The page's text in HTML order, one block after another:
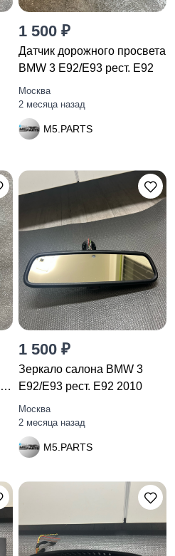
1 500 ₽
Датчик дорожного просвета
BMW 3 E92/E93 рест. E92
Москва
2 месяца назад
M5.PARTS
1 500 ₽
Зеркало салона BMW 3
E92/E93 рест. E92 2010
Москва
2 месяца назад
M5.PARTS